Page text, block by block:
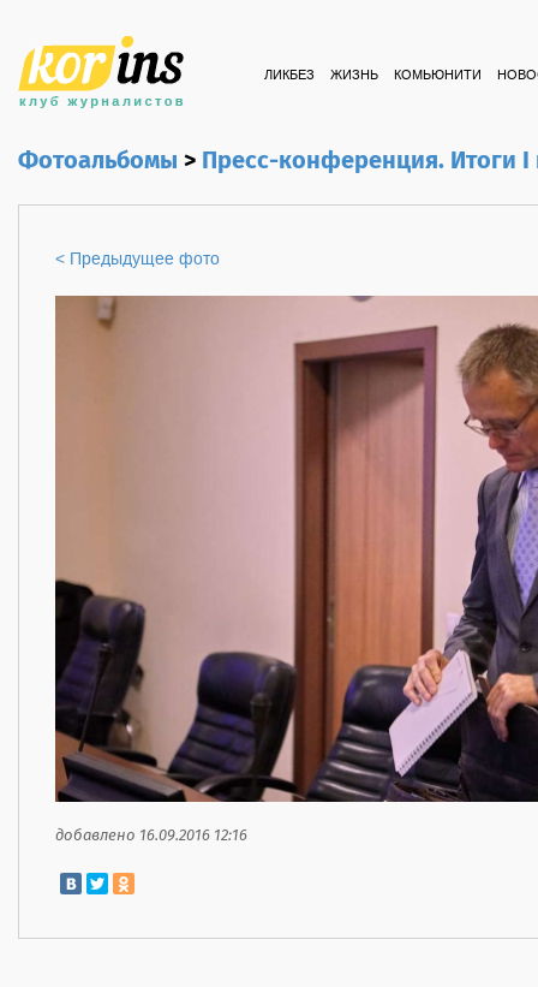
ЛИКБЕЗ ЖИЗНЬ КОМЬЮНИТИ
Фотоальбомы>Пресс-конференция. Итоги I
< Предыдущее фото
добавлено 16.09.2016 12:16